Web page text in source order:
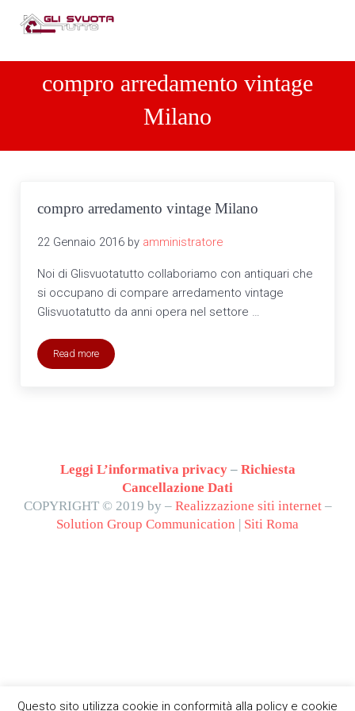
Passa al contenuto principale
Skip to header right navigation
Skip to site footer
compro arredamento vintage
Milano
compro arredamento vintage Milano
22 Gennaio 2016 by amministratore
Noi di Glisvuotatutto collaboriamo con antiquari che
si occupano di compare arredamento vintage
Glisvuotatutto da anni opera nel settore …
Read morecompro arredamento vintage Milano
Leggi L’informativa privacy– Richiesta
Cancellazione Dati
COPYRIGHT © 2019 by – Realizzazione siti internet–
Solution Group Communication | Siti Roma
Questo sito utilizza cookie in conformità alla policy e cookie